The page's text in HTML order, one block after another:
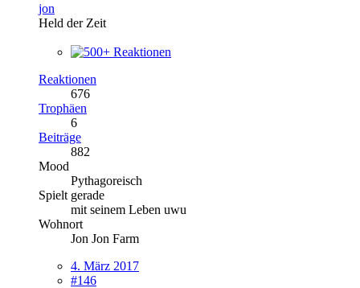
jon
Held der Zeit
Reaktionen
676
Trophäen
6
Beiträge
882
Mood
Pythagoreisch
Spielt gerade
mit seinem Leben uwu
Wohnort
Jon Jon Farm
4. März 2017
#146